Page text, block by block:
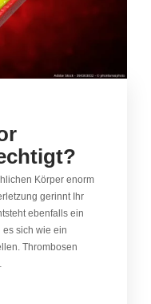
Körper enorm
gerinnt Ihr
ebenfalls ein
es sich wie ein
Thrombosen